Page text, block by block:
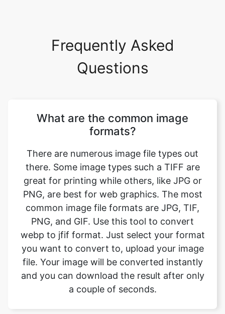
What are the common image
there. Some image types such a TIFF are
great for printing while others, like JPG or
PNG, are best for web graphics. The most
common image file formats are JPG, TIF,
PNG, and GIF. Use this tool to convert
webp to jfif format. Just select your format
you want to convert to, upload your image
file. Your image will be converted instantly
and you can download the result after only
a couple of seconds.
Will converting the image format